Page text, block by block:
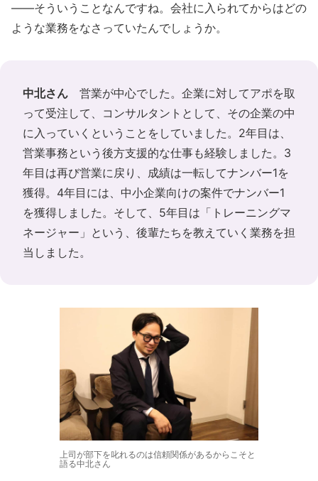
――そういうことなんですね。会社に入られてからはどの
ような業務をなさっていたんでしょうか。
中北さん 営業が中心でした。企業に対してアポを取
って受注して、コンサルタントとして、その企業の中
に入っていくということをしていました。2年目は、
営業事務という後方支援的な仕事も経験しました。3
年目は再び営業に戻り、成績は一転してナンバー1を
獲得。4年目には、中小企業向けの案件でナンバー1
を獲得しました。そして、5年目は「トレーニングマ
ネージャー」という、後輩たちを教えていく業務を担
当しました。
上司が部下を叱れるのは信頼関係があるからこそと
語る中北さん